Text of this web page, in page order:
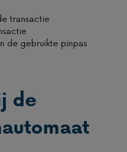
transactie
de gebruikte pinpas
de